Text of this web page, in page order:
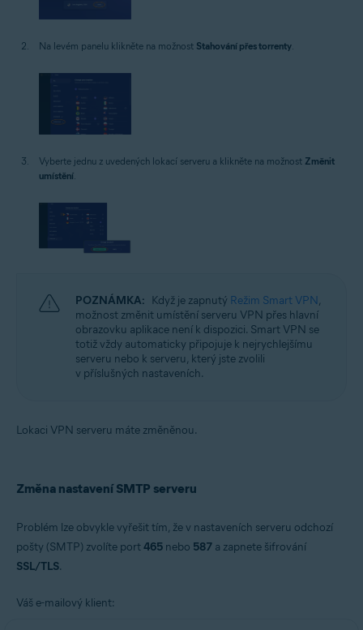
Na levém panelu klikněte na možnost Stahování přes torrenty.
Vyberte jednu z uvedených lokací serveru a klikněte na možnost Změnit
umístění.
POZNÁMKA: Když je zapnutý Režim Smart VPN,
možnost změnit umístění serveru VPN přes hlavní
obrazovku aplikace není k dispozici. Smart VPN se
totiž vždy automaticky připojuje k nejrychlejšímu
serveru nebo k serveru, který jste zvolili
v příslušných nastaveních.
Lokaci VPN serveru máte změněnou.
Změna nastavení SMTP serveru
Problém lze obvykle vyřešit tím, že v nastaveních serveru odchozí
pošty (SMTP) zvolíte port465 nebo 587 a zapnete šifrování
SSL/TLS.
Váš e-mailový klient: